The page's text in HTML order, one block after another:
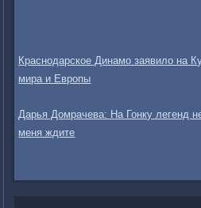
Краснодарское Динамо заявило на
мира и Европы
Дарья Домрачева: На Гонку легенд
меня ждите